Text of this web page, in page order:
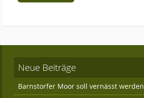
Neue Beiträge
Barnstorfer Moor soll vernässt werden